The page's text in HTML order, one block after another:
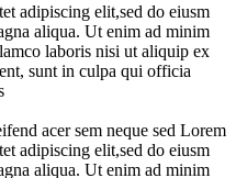
adipiscing elit,sed do eiusm
aliqua. Ut enim ad minim
laboris nisi ut aliquip ex
sunt in culpa qui officia
acer sem neque sed Lorem
adipiscing elit,sed do eiusm
aliqua. Ut enim ad minim